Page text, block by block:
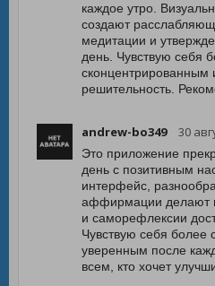
каждое утро.
создают
медитации и
день. Чувствую себя
сконцентрированным
решительность.
andrew-bo349 30
Это приложение
день с позитивным
интерфейс,
аффирмации делают
и саморефлексии
Чувствую себя более
уверенным после
всем, кто хочет